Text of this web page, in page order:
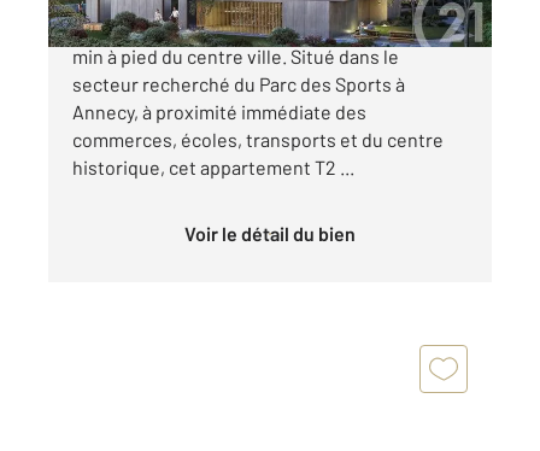
Appartement T2 neuf avec balcon et cave à 10
min à pied du centre ville. Situé dans le
secteur recherché du Parc des Sports à
Annecy, à proximité immédiate des
commerces, écoles, transports et du centre
historique, cet appartement T2 ...
Voir le détail du bien